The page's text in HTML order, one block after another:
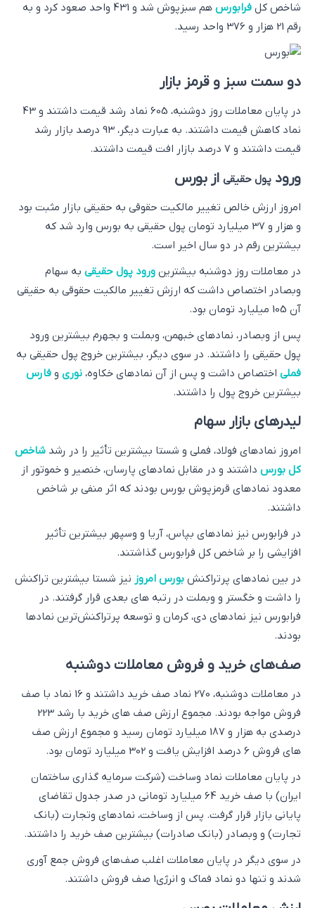
شاخص کل فرابورس
هم سبزپوش شد و 431 واحد صعود کرد و به
رقم 21 هزار و 376 واحد رسید.
دو سمت سبز و قرمز بازار
در پایان معاملات ‌روز دوشنبه، 605 نماد رشد قیمت داشتند و 43
نماد کاهش قیمت داشتند. به عبارت دیگر، 93 درصد بازار رشد
قیمت داشتند و 7 درصد بازار افت قیمت داشتند.
ورود پول حقیقی از بورس
امروز ارزش خالص تغییر مالکیت حقوقی به حقیقی بازار مثبت بود
و هزار و 37 میلیارد تومان پول حقیقی به بورس وارد شد که
بیشترین رقم در دو سال اخیر است.
در معاملات روز دوشنبه بیشترین ورود پول حقیقی به سهام
وبصادر اختصاص داشت که ارزش تغییر مالکیت حقوقی به حقیقی
آن 105 میلیارد تومان بود.
پس از وبصادر، نمادهای خبهمن، وبملت و بجهرم بیشترین ورود
پول حقیقی را داشتند. در سوی دیگر، بیشترین خروج پول حقیقی به
فملی اختصاص داشت و پس از آن نمادهای خکاوه، نوری و فارس
بیشترین خروج پول را داشتند.
لیدرهای بازار سهام
امروز نمادهای فولاد، فملی و شستا بیشترین تأثیر را در رشد شاخص
کل بورس داشتند و در مقابل نمادهای پارسان، خنصیر و خموتور از
معدود نمادهای قرمزپوش بورس بودند که اثر منفی بر شاخص
داشتند.
در فرابورس نیز نمادهای بپاس، آریا و وسپهر بیشترین تأثیر
افزایشی را بر شاخص کل فرابورس گذاشتند.
در بین نمادهای پرتراکنش بورس امروز نیز شستا بیشترین تراکنش
را داشت و خگستر و وبملت در رتبه های بعدی قرار گرفتند. در
فرابورس نیز نمادهای دی، کرمان و توسعه پرتراکنش‌ترین نمادها
بودند.
صف‌های خرید و فروش معاملات دوشنبه
در معاملات دوشنبه، 270 نماد صف خرید داشتند و 16 نماد با صف
فروش مواجه بودند. مجموع ارزش صف های خرید با رشد 223
درصدی به هزار و 187 میلیارد تومان رسید و مجموع ارزش صف
های فروش 6 درصد افزایش یافت و 302 میلیارد تومان بود.
در پایان معاملات نماد وساخت (شرکت سرمایه گذاری ساختمان
ایران) با صف‌ خرید 64 میلیارد تومانی در صدر جدول تقاضای
پایانی بازار قرار گرفت. پس از وساخت، نمادهای وتجارت (بانک
تجارت) و وبصادر (بانک صادرات) بیشترین صف خرید را داشتند.
در سوی دیگر در پایان معاملات اغلب صف‌های فروش جمع آوری
شدند و تنها دو نماد فماک و انرژی1 صف فروش داشتند.